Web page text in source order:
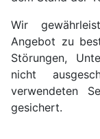
Wir
Angebot zu
Störungen,
nicht
verwendeten
gesichert.